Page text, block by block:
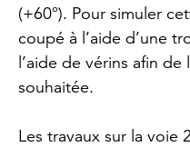
(+60°). Pour simuler
coupé à l’aide d’une
l’aide de vérins afin
souhaitée.
Les travaux sur la